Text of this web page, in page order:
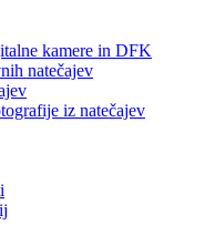
kamere in DFK
natečajev
iz natečajev